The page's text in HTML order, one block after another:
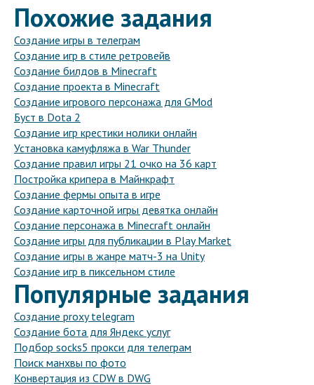
Похожие задания
Создание игры в телеграм
Создание игр в стиле ретровейв
Создание билдов в Minecraft
Создание проекта в Minecraft
Создание игрового персонажа для GMod
Буст в Dota 2
Создание игр крестики нолики онлайн
Установка камуфляжа в War Thunder
Создание правил игры 21 очко на 36 карт
Постройка крипера в Майнкрафт
Создание фермы опыта в игре
Создание карточной игры девятка онлайн
Создание персонажа в Minecraft онлайн
Создание игры для публикации в Play Market
Создание игры в жанре матч-3 на Unity
Создание игр в пиксельном стиле
Популярные задания
Создание proxy telegram
Создание бота для Яндекс услуг
Подбор socks5 прокси для телеграм
Поиск манхвы по фото
Конвертация из CDW в DWG